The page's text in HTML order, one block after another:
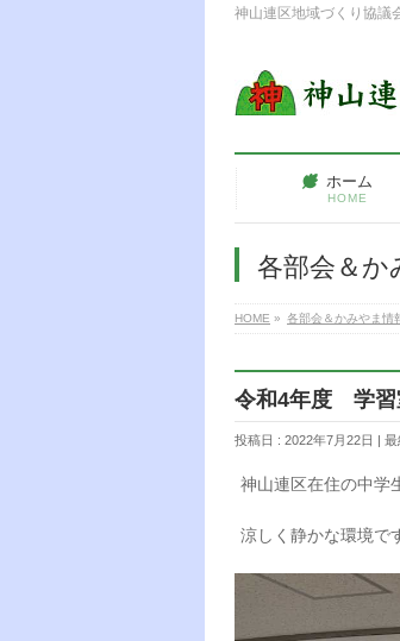
神山連区地域づくり協議
ホーム
HOME
各部会＆か
HOME » 各部会＆かみやま情
令和4年度 学習
投稿日 : 2022年7月22日 最
神山連区在住の中学
涼しく静かな環境で